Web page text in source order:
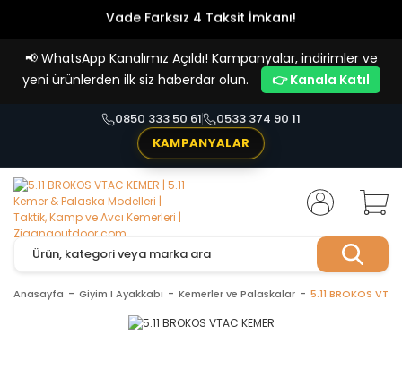
Vade Farksız 4 Taksit İmkanı!
📢 WhatsApp Kanalımız Açıldı! Kampanyalar, indirimler ve
yeni ürünlerden ilk siz haberdar olun.
👉 Kanala Katıl
0850 333 50 61
0533 374 90 11
KAMPANYALAR
Anasayfa Giyim I Ayakkabı Kemerler ve Palaskalar 5.11 BROKOS